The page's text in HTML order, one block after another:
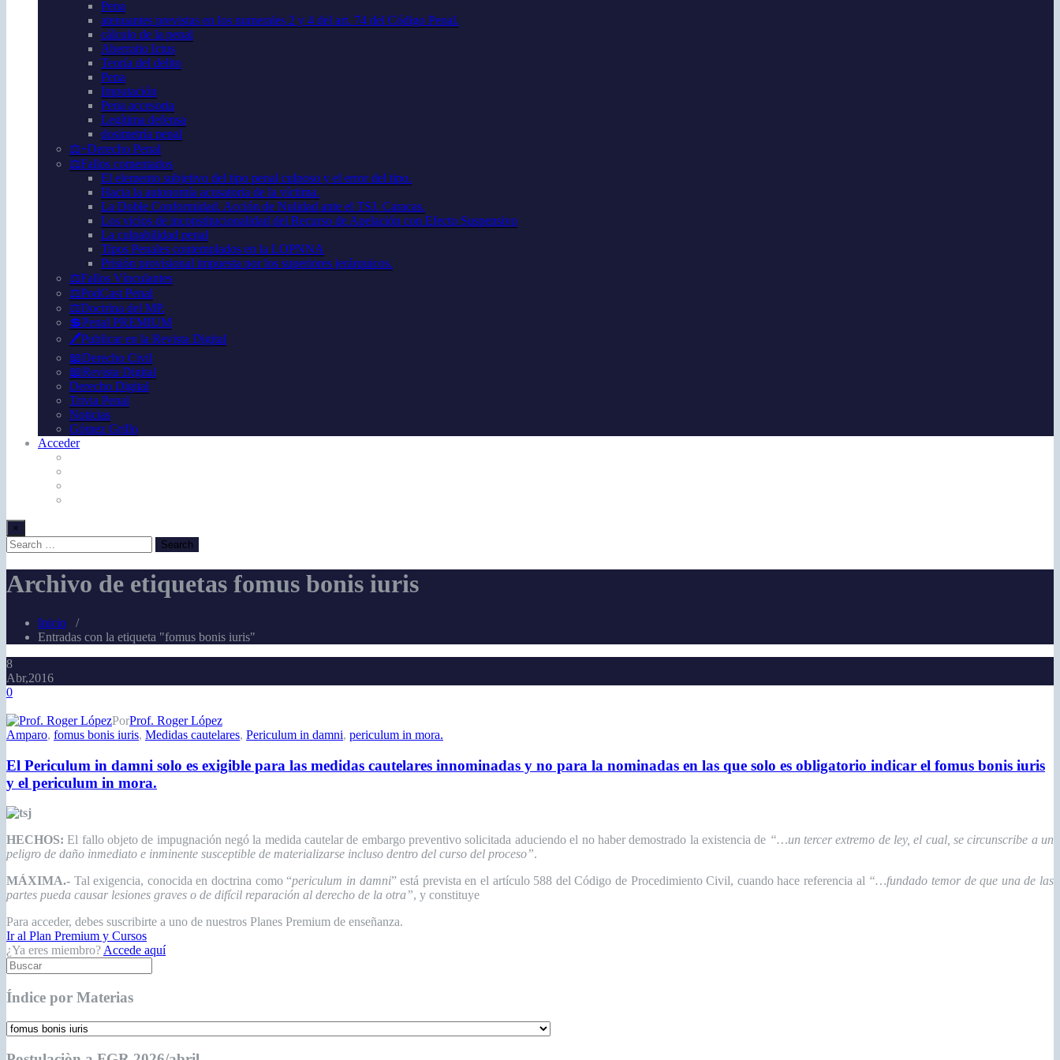
Pena
atenuantes previstas en los numerales 2 y 4 del art. 74 del Código Penal.
cálculo de la penal
Aberratio Ictus
Teoría del delito
Pena
Imputación
Pena accesoria
Legítima defensa
dosimetría penal
⚖️+Derecho Penal
⚖️Fallos comentados
El elemento subjetivo del tipo penal culposo y el error del tipo.
Hacia la autonomía acusatoria de la víctima.
La Doble Conformidad. Acción de Nulidad ante el TSJ. Caracas.
Los vicios de inconstitucionalidad del Recurso de Apelación con Efecto Suspensivo
La culpabilidad penal
Tipos Penales contemplados en la LOPNNA
Prisión provisional impuesta por los superiores jerárquicos.
⚖️Fallos Vínculantes
⚖️PodCast Penal
⚖️Doctrina del MP.
💲Penal PREMIUM
🖊️Publicar en la Revista Digital
📖Derecho Civil
📖Revista Digital
Derecho Digital
Trivia Penal
Noticias
Gómez Grillo
Acceder
×
Archivo de etiquetas fomus bonis iuris
Inicio /
Entradas con la etiqueta "fomus bonis iuris"
8
Abr,2016
0
PorProf. Roger López
Amparo, fomus bonis iuris, Medidas cautelares, Periculum in damni, periculum in mora.
El Periculum in damni solo es exigible para las medidas cautelares innominadas y no para la nominadas en las que solo es obligatorio indicar el fomus bonis iuris
y el periculum in mora.
HECHOS: El fallo objeto de impugnación negó la medida cautelar de embargo preventivosolicitada aduciendo el no haber demostrado la existencia de “…un tercer extremo de ley, el cual, se circunscribe a un
peligro de daño inmediato e inminente susceptible de materializarse incluso dentro del curso del proceso”.
MÁXIMA.- Tal exigencia, conocida en doctrina como “periculum in damni” está prevista en el artículo 588 del Código de Procedimiento Civil, cuando hace referencia al “…fundado temor de que una de las
partes pueda causar lesiones graves o de difícil reparación al derecho de la otra”, y constituye
Para acceder, debes suscribirte a uno de nuestros Planes Premium de enseñanza.
Ir al Plan Premium y Cursos
¿Ya eres miembro? Accede aquí
Índice por Materias